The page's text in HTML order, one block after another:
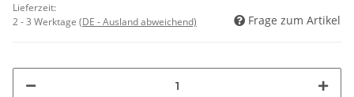
Lieferzeit:
2 - 3 Werktage (DE - Ausland abweichend) Frage zum Artikel